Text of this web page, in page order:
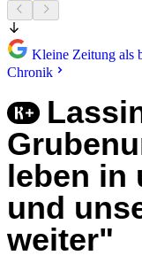
Kleine Zeitung als
Chronik
leben in
und
weiter"